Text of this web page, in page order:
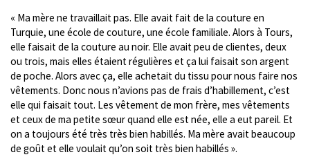
« Ma mère ne travaillait pas. Elle avait fait de la couture en
Turquie, une école de couture, une école familiale. Alors à Tours,
elle faisait de la couture au noir. Elle avait peu de clientes, deux
ou trois, mais elles étaient régulières et ça lui faisait son argent
de poche. Alors avec ça, elle achetait du tissu pour nous faire nos
vêtements. Donc nous n’avions pas de frais d’habillement, c’est
elle qui faisait tout. Les vêtement de mon frère, mes vêtements
et ceux de ma petite sœur quand elle est née, elle a eut pareil. Et
on a toujours été très très bien habillés. Ma mère avait beaucoup
de goût et elle voulait qu’on soit très bien habillés ».